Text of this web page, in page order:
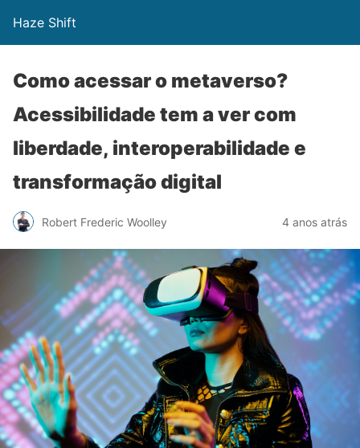
Haze Shift
Como acessar o metaverso?
Acessibilidade tem a ver com
liberdade, interoperabilidade e
transformação digital
Robert Frederic Woolley 4 anos atrás